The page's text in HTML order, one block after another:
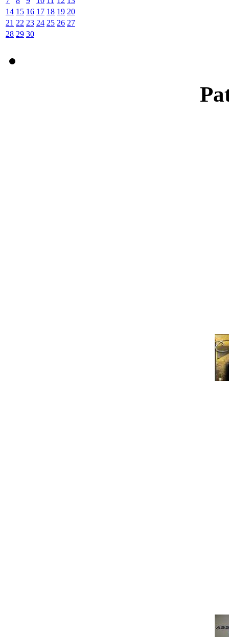
14 15 16 17 18 19 20
21 22 23 24 25 26 27
28 29 30